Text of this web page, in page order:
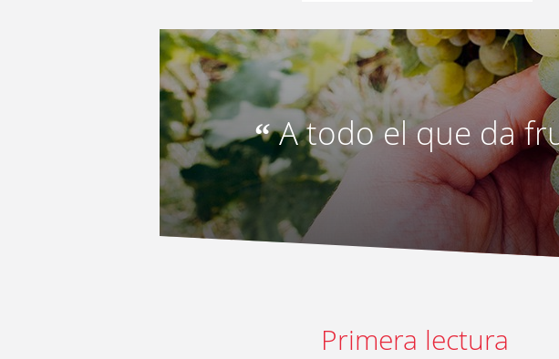
“A todo el que da
Primera lectura